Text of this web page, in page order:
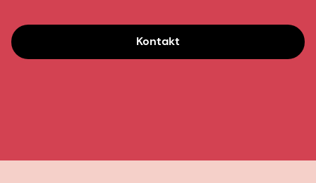
Kontakt